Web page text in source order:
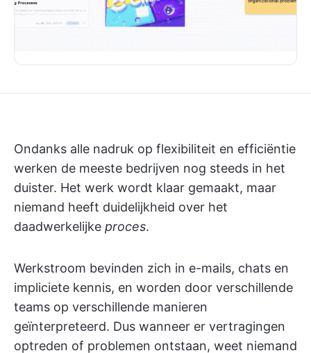
Ondanks alle nadruk op flexibiliteit en efficiëntie
werken de meeste bedrijven nog steeds in het
duister. Het werk wordt klaar gemaakt, maar
niemand heeft duidelijkheid over het
daadwerkelijke proces.
Werkstroom bevinden zich in e-mails, chats en
impliciete kennis, en worden door verschillende
teams op verschillende manieren
geïnterpreteerd. Dus wanneer er vertragingen
optreden of problemen ontstaan, weet niemand